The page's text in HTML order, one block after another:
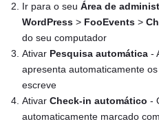
Ir para o seu Área de
WordPress > FooEvents >
do seu computador
Ativar Pesquisa automática -
apresenta automaticamente
escreve
Ativar Check-in automático -
automaticamente marcado